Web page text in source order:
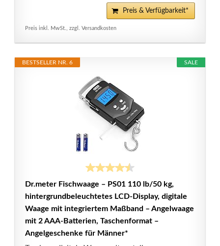
Preis & Verfügbarkeit*
Preis inkl. MwSt., zzgl. Versandkosten
SALE
BESTSELLER NR. 6
Dr.meter Fischwaage – PS01 110 lb/50 kg,
hintergrundbeleuchtetes LCD-Display, digitale
Waage mit integriertem Maßband – Angelwaage
mit 2 AAA-Batterien, Taschenformat –
Angelgeschenke für Männer*